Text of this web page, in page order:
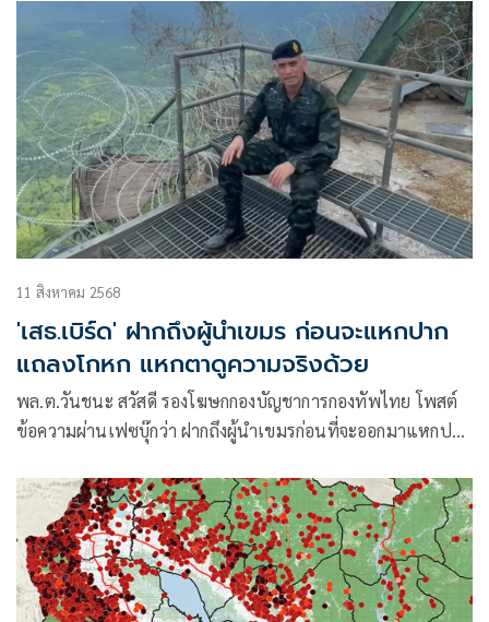
ระหว่างปะทะกัน
11 สิงหาคม 2568
'เสธ.เบิร์ด' ฝากถึงผู้นำเขมร ก่อนจะแหกปาก
แถลงโกหก แหกตาดูความจริงด้วย
พล.ต.วันชนะ สวัสดี รองโฆษกกองบัญชาการกองทัพไทย โพสต์
ข้อความผ่านเฟซบุ๊กว่า ฝากถึงผู้นำเขมรก่อนที่จะออกมาแหกปาก